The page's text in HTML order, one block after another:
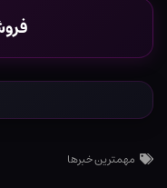
مهمترین خبرها